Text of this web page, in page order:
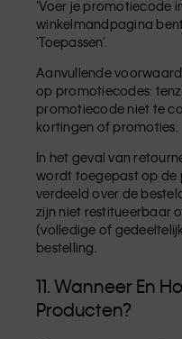
‘Voer je promotiecode
winkelmandpagina
‘Toepassen’.
Aanvullende
op promotiecodes:
promotiecode niet te
kortingen of promoties.
In het geval van
wordt toegepast op
verdeeld over de
zijn niet restitueerbaar
(volledige of
bestelling.
11. Wanneer En
Producten?